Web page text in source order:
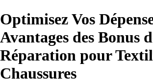
Optimisez Vos
Avantages des Bonus
Réparation pour
Chaussures